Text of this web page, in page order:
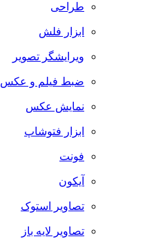
طراحی
ابزار فلش
ویرایشگر تصویر
ضبط فيلم و عكس
نمایش عکس
ابزار فتوشاپ
فونت
آیکون
تصاویر استوک
تصاویر لایه باز